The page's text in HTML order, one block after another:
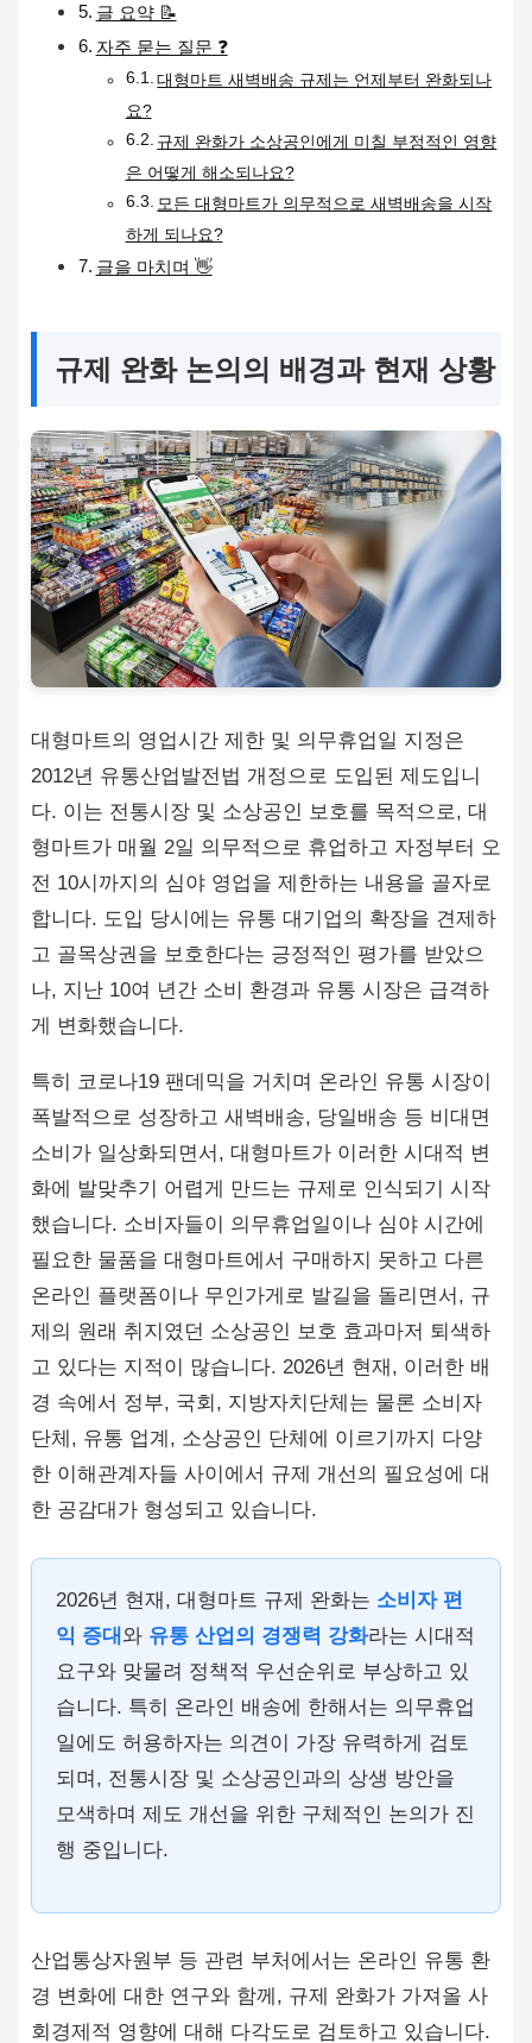
글 요약 📝
자주 묻는 질문 ❓
대형마트 새벽배송 규제는 언제부터 완화되나
요?
규제 완화가 소상공인에게 미칠 부정적인 영향
은 어떻게 해소되나요?
모든 대형마트가 의무적으로 새벽배송을 시작
하게 되나요?
글을 마치며 👋
규제 완화 논의의 배경과 현재 상황
대형마트의 영업시간 제한 및 의무휴업일 지정은
2012년 유통산업발전법 개정으로 도입된 제도입니
다. 이는 전통시장 및 소상공인 보호를 목적으로, 대
형마트가 매월 2일 의무적으로 휴업하고 자정부터 오
전 10시까지의 심야 영업을 제한하는 내용을 골자로
합니다. 도입 당시에는 유통 대기업의 확장을 견제하
고 골목상권을 보호한다는 긍정적인 평가를 받았으
나, 지난 10여 년간 소비 환경과 유통 시장은 급격하
게 변화했습니다.
특히 코로나19 팬데믹을 거치며 온라인 유통 시장이
폭발적으로 성장하고 새벽배송, 당일배송 등 비대면
소비가 일상화되면서, 대형마트가 이러한 시대적 변
화에 발맞추기 어렵게 만드는 규제로 인식되기 시작
했습니다. 소비자들이 의무휴업일이나 심야 시간에
필요한 물품을 대형마트에서 구매하지 못하고 다른
온라인 플랫폼이나 무인가게로 발길을 돌리면서, 규
제의 원래 취지였던 소상공인 보호 효과마저 퇴색하
고 있다는 지적이 많습니다. 2026년 현재, 이러한 배
경 속에서 정부, 국회, 지방자치단체는 물론 소비자
단체, 유통 업계, 소상공인 단체에 이르기까지 다양
한 이해관계자들 사이에서 규제 개선의 필요성에 대
한 공감대가 형성되고 있습니다.
2026년 현재, 대형마트 규제 완화는 소비자 편
익 증대 와 유통 산업의 경쟁력 강화라는 시대적
요구와 맞물려 정책적 우선순위로 부상하고 있
습니다. 특히 온라인 배송에 한해서는 의무휴업
일에도 허용하자는 의견이 가장 유력하게 검토
되며, 전통시장 및 소상공인과의 상생 방안을
모색하며 제도 개선을 위한 구체적인 논의가 진
행 중입니다.
산업통상자원부 등 관련 부처에서는 온라인 유통 환
경 변화에 대한 연구와 함께, 규제 완화가 가져올 사
회경제적 영향에 대해 다각도로 검토하고 있습니다.